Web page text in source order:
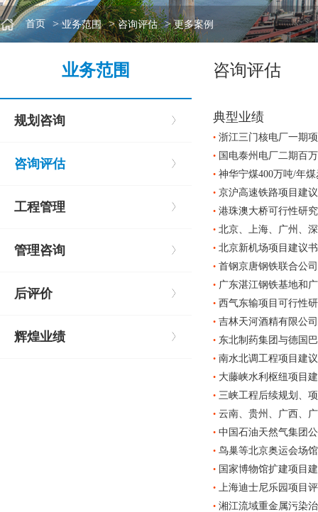
首页 >业务范围 >咨询评估 >更多案例
业务范围
规划咨询
咨询评估
工程管理
管理咨询
后评价
辉煌业绩
咨询评估
典型业绩
• 浙江三门核电厂一期
• 国电泰州电厂二期百
• 神华宁煤400万吨/年
• 京沪高速铁路项目建
• 港珠澳大桥可行性研
• 北京、上海、广州、
• 北京新机场项目建议
• 首钢京唐钢铁联合公
• 广东湛江钢铁基地和
• 西气东输项目可行性
• 吉林天河酒精有限公
• 东北制药集团与德国
• 南水北调工程项目建
• 大藤峡水利枢纽项目
• 三峡工程后续规划、
• 云南、贵州、广西、
• 中国石油天然气集团
• 鸟巢等北京奥运会场
• 国家博物馆扩建项目
• 上海迪士尼乐园项目
• 湘江流域重金属污染